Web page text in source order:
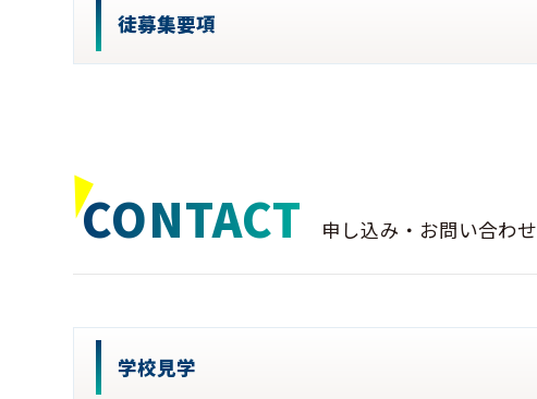
徒募集要項
CONTACT 申し込み・お問い合わせ
学校見学